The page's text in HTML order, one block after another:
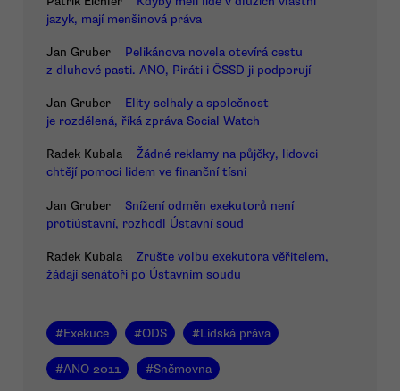
jazyk, mají menšinová práva
Jan Gruber
Pelikánova novela otevírá cestu
z dluhové pasti. ANO, Piráti i ČSSD ji podporují
Jan Gruber
Elity selhaly a společnost
je rozdělená, říká zpráva Social Watch
Radek Kubala
Žádné reklamy na půjčky, lidovci
chtějí pomoci lidem ve finanční tísni
Jan Gruber
Snížení odměn exekutorů není
protiústavní, rozhodl Ústavní soud
Radek Kubala
Zrušte volbu exekutora věřitelem,
žádají senátoři po Ústavním soudu
#Exekuce #ODS #Lidská práva
#ANO 2011 #Sněmovna